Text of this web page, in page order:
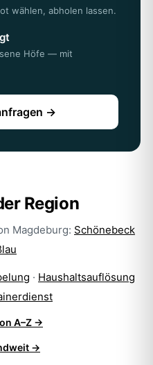
wählen, abholen lassen.
Höfe — mit
→
Region
Magdeburg: Schönebeck
· Haushaltsauflösung
A–Z →
→